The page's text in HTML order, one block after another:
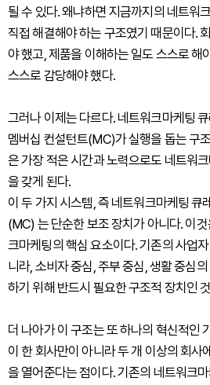
될 수 있다. 왜냐하면 지금까지의 네트워
직접 해결해야 하는 구조였기 때문이다.
야 했고, 제품을 이해하는 일도 스스로 해
스스로 감당해야 했다.
그러나 이제는 다르다. 네트워크마케팅
멤버십 컨설턴트(MC)가 실행을 돕는 구
은 가장 적은 시간과 노력으로도 네트워
을 갖게 된다.
이 두 가지 시스템, 즉 네트워크마케팅 큐
(MC) 는 단순한 보조 장치가 아니다. 이
크마케팅의 핵심 요소이다. 기존의 사업
니라, 소비자 중심, 주부 중심, 생활 중심
하기 위해 반드시 필요한 구조적 장치인
더 나아가 이 구조는 또 하나의 혁신적인
이 한 회사만이 아니라 두 개 이상의 회사
을 열어준다는 점이다. 기존의 네트워크